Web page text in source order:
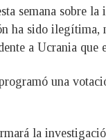
semana
ha sido
a Ucrania
una
la